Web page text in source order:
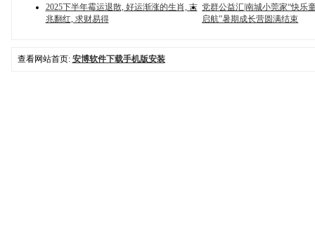
2025下半年霉运退散, 好运渐涨的生肖, 吉
兆翻红, 求财易得
党群公益汇|南城小莞家“快乐
启航”暑期成长营圆满结束
查看网站首页: 安博软件下载手机版安装